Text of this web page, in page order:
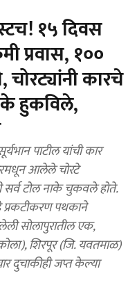
१५ दिवस
प्रवास, १००
चोरट्यांनी कारचे
हुकविले,
पाटील यांची कार
आलेले चोरटे
सर्व टोल नाके चुकवले होते.
प्रकटीकरण पथकाने
सोलापुरातील एक,
शिरपूर (जि. यवतमाळ)
दुचाकीही जप्त केल्या